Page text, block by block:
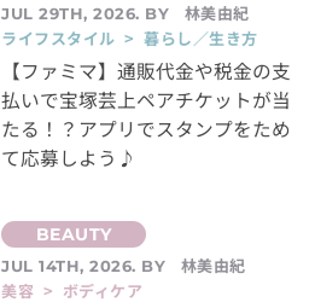
JUL 29TH, 2026. BY
林美由紀
ライフスタイル > 暮らし／生き方
【ファミマ】通販代金や税金の支
払いで宝塚芸上ペアチケットが当
たる！？アプリでスタンプをため
て応募しよう♪
JUL 14TH, 2026. BY
林美由紀
美容 > ボディケア